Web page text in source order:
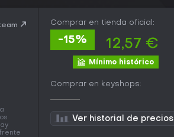
Comprar en tienda oficial:
-15% 12,57 €
Mínimo histórico
Comprar en keyshops:
Ver historial de precios